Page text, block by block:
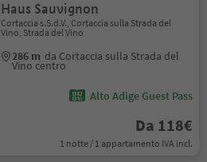
Haus Sauvignon
Cortaccia s.S.d.V., Cortaccia sulla Strada del
Vino, Strada del Vino
286 m da Cortaccia sulla Strada del
Vino centro
Alto Adige Guest Pass
Da 118€
1 notte / 1 appartamento IVA incl.